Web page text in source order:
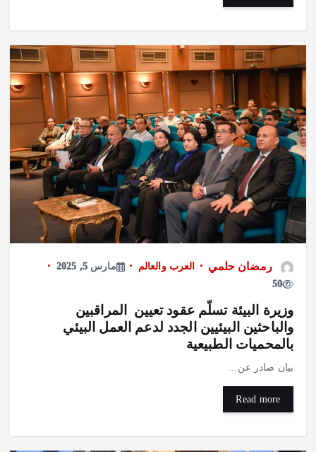
رمضان حلمي العرب والعالم
مارس 5, 2025
50
وزيرة البيئة تسلّم عقود تعيين المراقبين
والباحثين البيئيين الجدد لدعم العمل البيئي
بالمحميات الطبيعية
بيان صادر عن…
Read more